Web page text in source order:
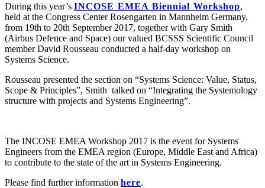
During this year’s INCOSE EMEA Biennial Workshop,
held at the Congress Center Rosengarten in Mannheim Germany,
from 19th to 20th September 2017, together with Gary Smith
(Airbus Defence and Space) our valued BCSSS Scientific Council
member David Rousseau conducted a half-day workshop on
Systems Science.
Rousseau presented the section on “Systems Science: Value, Status,
Scope & Principles”, Smith talked on “Integrating the Systemology
structure with projects and Systems Engineering”.
The INCOSE EMEA Workshop 2017 is the event for Systems
Engineers from the EMEA region (Europe, Middle East and Africa)
to contribute to the state of the art in Systems Engineering.
Please find further information here.